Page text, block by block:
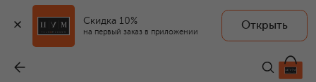
Скидка 10%
на первый заказ в приложении
Открыть
3 995 ₽